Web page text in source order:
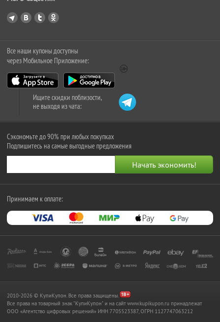
Все наши купоны доступны
через Мобильное Приложение:
Ищите скидки поблизости,
не выходя из чата:
Сэкономьте до 90% при любых покупках
Подпишитесь на самые выгодные предложения
Принимаем к оплате:
2010-2026 © КупиКупон. Все права защищены.
Все права на товарный знак "КупиКупон" и на сайт www.kupikupon.ru принадлежат
OOO «Агентство цифровых решений» ИНН 7705523387, ОГРН 1127747063212